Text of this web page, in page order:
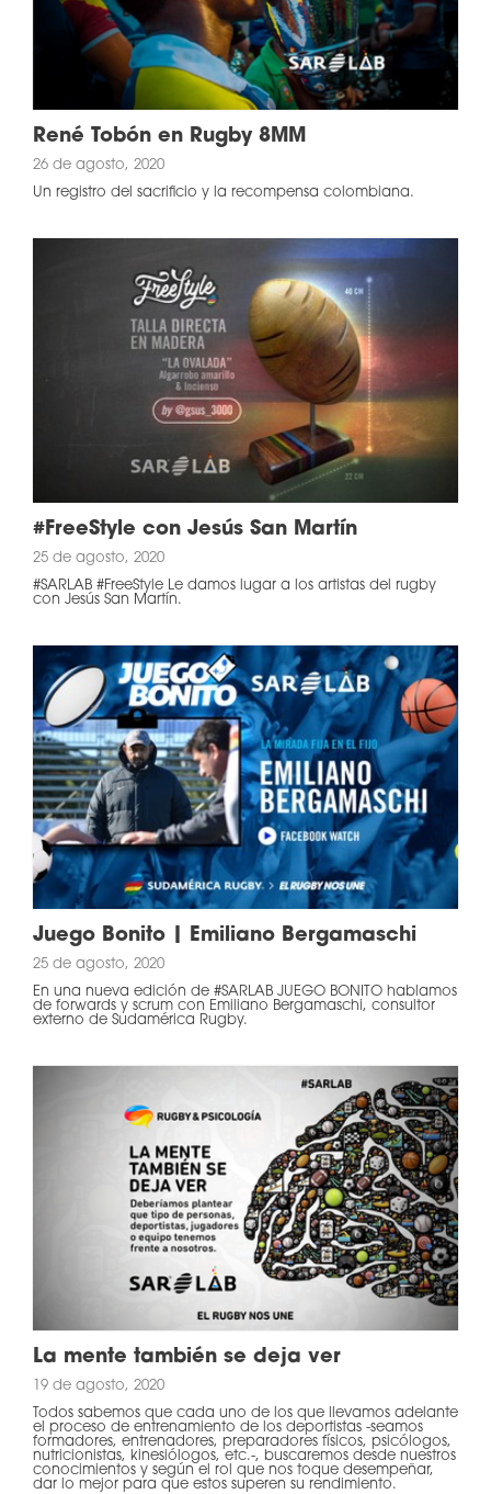
René Tobón en Rugby 8MM
26 de agosto, 2020
Un registro del sacrificio y la recompensa colombiana.
#FreeStyle con Jesús San Martín
25 de agosto, 2020
#SARLAB #FreeStyle Le damos lugar a los artistas del rugby
con Jesús San Martín.
Juego Bonito | Emiliano Bergamaschi
25 de agosto, 2020
En una nueva edición de #SARLAB JUEGO BONITO hablamos
de forwards y scrum con Emiliano Bergamaschi, consultor
externo de Sudamérica Rugby.
La mente también se deja ver
19 de agosto, 2020
Todos sabemos que cada uno de los que llevamos adelante
el proceso de entrenamiento de los deportistas -seamos
formadores, entrenadores, preparadores físicos, psicólogos,
nutricionistas, kinesiólogos, etc.-, buscaremos desde nuestros
conocimientos y según el rol que nos toque desempeñar,
dar lo mejor para que estos superen su rendimiento.